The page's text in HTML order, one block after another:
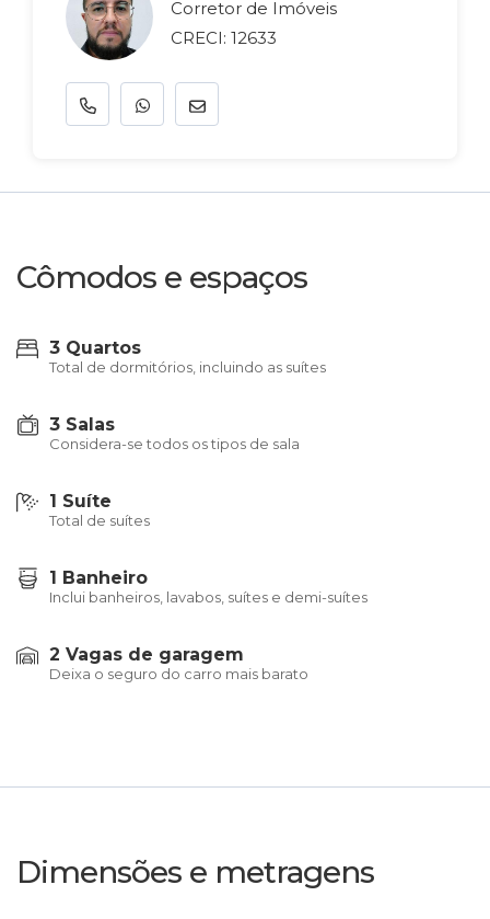
Corretor de Imóveis
CRECI: 12633
Cômodos e espaços
3 Quartos
Total de dormitórios, incluindo as suítes
3 Salas
Considera-se todos os tipos de sala
1 Suíte
Total de suítes
1 Banheiro
Inclui banheiros, lavabos, suítes e demi-suítes
2 Vagas de garagem
Deixa o seguro do carro mais barato
Dimensões e metragens